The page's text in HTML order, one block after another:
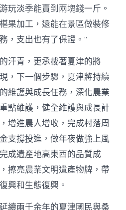
玩淡季能賣到兩塊錢一斤。
果加工，還能在景區做裝修
，支出也有了保證。”
汗青，更承載著夏津的將
，下一個步驟，夏津將持續
維護與成長任務，深化農業
點維護，健全維護與成長計
增進農人增收，完成村落周
支撐投進，做年夜做強上風
成遺產地高東西的品質成
擦亮農業文明遺產物牌，帶
興和生態復興。
續兩千余年的夏津國民與桑